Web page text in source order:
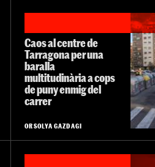
Caos al centre de
Tarragona per una
baralla
multitudinària a cops
de puny enmig del
carrer
ORSOLYA GAZDAGI